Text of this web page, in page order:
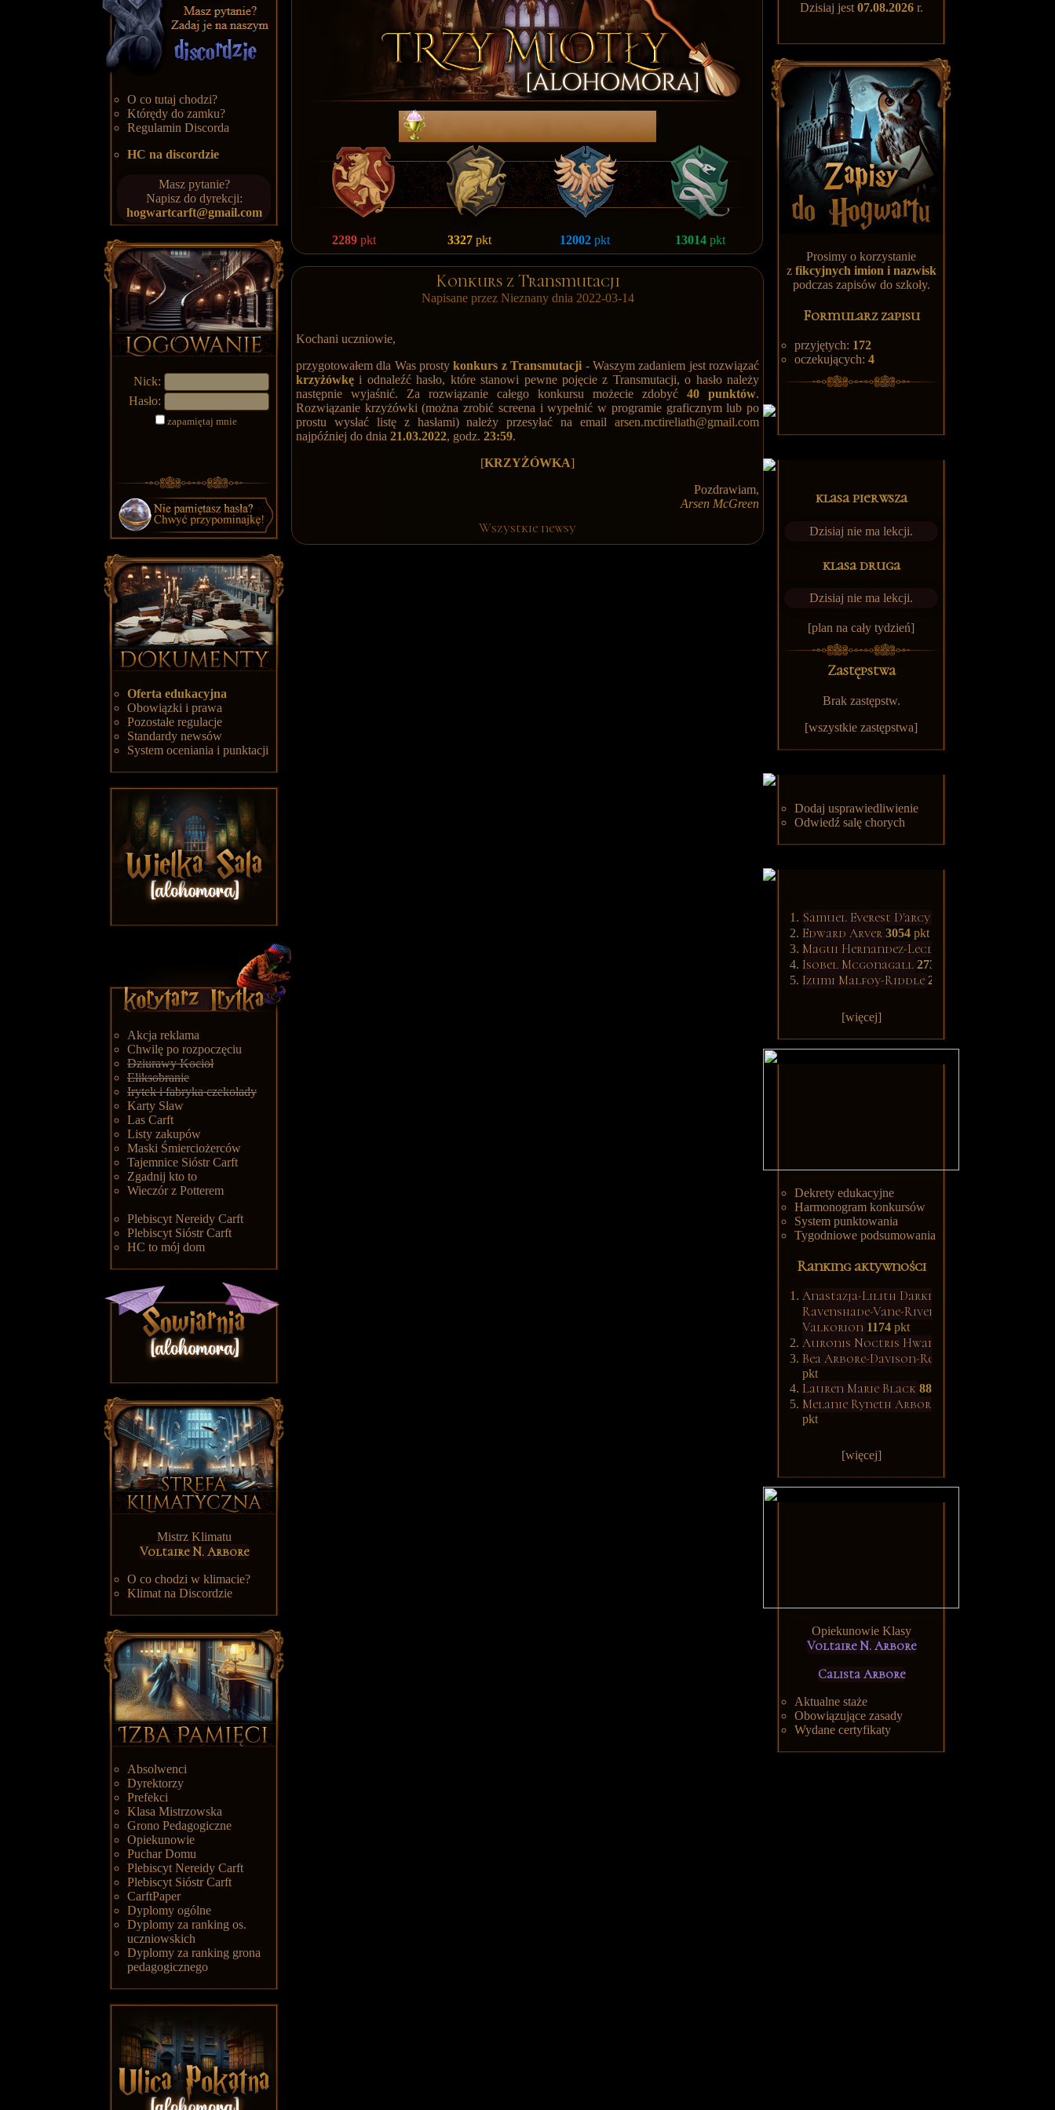
O co tutaj chodzi?
Którędy do zamku?
Regulamin Discorda
HC na discordzie
Masz pytanie?
Napisz do dyrekcji:
hogwartcarft@gmail.com
Nick:
Hasło:
zapamiętaj mnie
Oferta edukacyjna
Obowiązki i prawa
Pozostałe regulacje
Standardy newsów
System oceniania i punktacji
Akcja reklama
Chwilę po rozpoczęciu
Dziurawy Kocioł
Eliksobranie
Irytek i fabryka czekolady
Karty Sław
Las Carft
Listy zakupów
Maski Śmierciożerców
Tajemnice Sióstr Carft
Zgadnij kto to
Wieczór z Potterem
Plebiscyt Nereidy Carft
Plebiscyt Sióstr Carft
HC to mój dom
Mistrz Klimatu
Voltaire N. Arbore
O co chodzi w klimacie?
Klimat na Discordzie
Absolwenci
Dyrektorzy
Prefekci
Klasa Mistrzowska
Grono Pedagogiczne
Opiekunowie
Puchar Domu
Plebiscyt Nereidy Carft
Plebiscyt Sióstr Carft
CarftPaper
Dyplomy ogólne
Dyplomy za ranking os.
uczniowskich
Dyplomy za ranking grona
pedagogicznego
RanKing DomÓw
2289pkt 3327pkt 12002 pkt 13014pkt
Konkurs z Transmutacji
Napisane przez Nieznany dnia 2022-03-14
Kochani uczniowie,
przygotowałem dla Was prostykonkurs z Transmutacji - Waszym zadaniem jest rozwiązać
krzyżówkę i odnaleźć hasło, które stanowi pewne pojęcie z Transmutacji, o hasło należy
następnie wyjaśnić. Za rozwiązanie całego konkursu możecie zdobyć 40 punktów.
Rozwiązanie krzyżówki (można zrobić screena i wypełnić w programie graficznym lub po
prostu wysłać listę z hasłami) należy przesyłać na email arsen.mctireliath@gmail.com
najpóźniej do dnia 21.03.2022, godz. 23:59.
[KRZYŻÓWKA]
Pozdrawiam,
Arsen McGreen
Wszystkie newsy
Dzisiaj jest 07.08.2026r.
Prosimy o korzystanie
z fikcyjnych imion i nazwisk
podczas zapisów do szkoły.
Formularz zapisu
przyjętych: 172
oczekujących: 4
klasa pierwsza
Dzisiaj nie ma lekcji.
klasa druga
Dzisiaj nie ma lekcji.
[plan na cały tydzień]
Zastępstwa
Brak zastępstw.
[wszystkie zastępstwa]
Dodaj usprawiedliwienie
Odwiedź salę chorych
Samuel Everest D'arcy
Edward Arver 3054 pkt
Magui Hernandez-Leclerc
Isobel Mcgonagall 2731
Izumi Malfoy-Riddle 2608
[więcej]
Dekrety edukacyjne
Harmonogram konkursów
System punktowania
Tygodniowe podsumowania
Ranking aktywności
Anastazja-Lilith Darkness-
Ravenshade-Vane-River-
Valkorion 1174 pkt
Auronis Noctris Hwang
Bea Arbore-Davison-Rettop
pkt
Lauren Marie Black 887
Melanie Ryneth Arbore-Wood
pkt
[więcej]
Opiekunowie Klasy
Voltaire N. Arbore
Calista Arbore
Aktualne staże
Obowiązujące zasady
Wydane certyfikaty